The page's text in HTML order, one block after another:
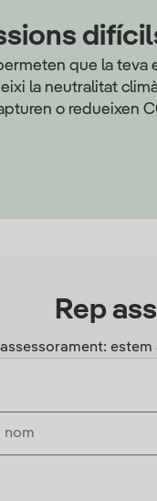
que la teva
la neutralitat
o redueixen
Rep
assessorament: